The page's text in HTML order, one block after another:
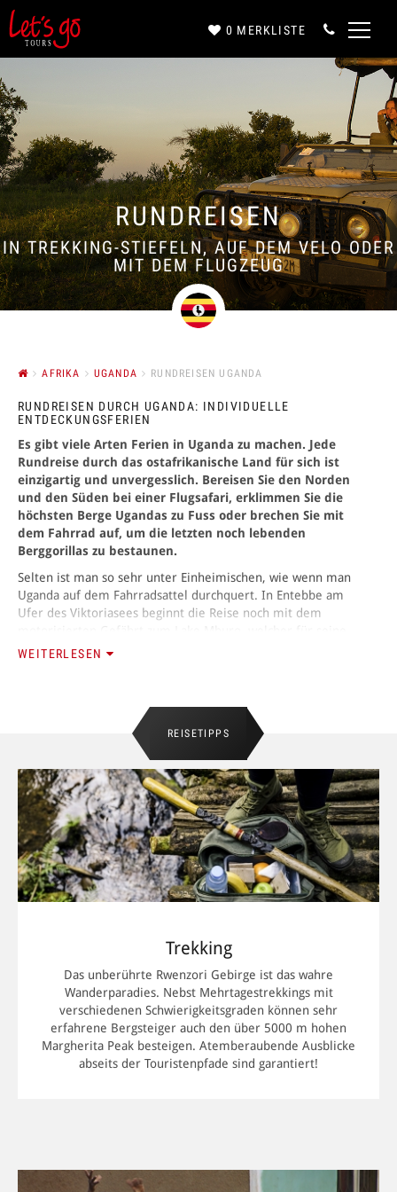
0 MERKLISTE
IN TREKKING-STIEFELN, AUF DEM VELO ODER
MIT DEM FLUGZEUG
RUNDREISEN
AFRIKA UGANDA RUNDREISEN UGANDA
RUNDREISEN DURCH UGANDA: INDIVIDUELLE
ENTDECKUNGSFERIEN
Es gibt viele Arten Ferien in Uganda zu machen. Jede
Rundreise durch das ostafrikanische Land für sich ist
einzigartig und unvergesslich. Bereisen Sie den Norden
und den Süden bei einer Flugsafari, erklimmen Sie die
höchsten Berge Ugandas zu Fuss oder brechen Sie mit
dem Fahrrad auf, um die letzten noch lebenden
Berggorillas zu bestaunen.
Selten ist man so sehr unter Einheimischen, wie wenn man
Uganda auf dem Fahrradsattel durchquert. In Entebbe am
Ufer des Viktoriasees beginnt die Reise noch mit dem
grossen Herden Impalas, Zebras und Topis bekannt ist. Statt
Uganda by Bike: Mit dem Velo zu den Berggorillas
Die nächste Fahrrad-Etappe führt Sie von Kisoro am Lake
Bunyoni weiter Richtung Süden zum Bwindi Forest. Der
hügelige Wald an der Grenze zu Ruanda und dem Kongo ist
bekannt für die dort lebenden, vom Aussterben bedrohten
Berggorillas. Um die riesigen Silberrücken und Gorilla-
Familien hautnah zu erleben, steigen Sie vom Velo ab und
nehmen an einem sogenannten Gorilla-Trekkings teil, bei
denen Sie ein professioneller Guide bis in die nächste
Trekking-Reisen durch Uganda: Zum höchsten Gipfel
Der höchste Berg Afrikas ist der Kilimandscharo, das weiss
nahezu jeder. Doch wer hat schon einmal vom Margherita
Peak gehört? Klingt doch eigentlich viel schöner, oder nicht?
Der höchste Gipfel des Rwenzori-Gebirges wird häufig auch
Colobus Affen, Blue Monkeys und unzähligen Vogelarten.
WEITERLESEN
REISETIPPS
Trekking
Das unberührte Rwenzori Gebirge ist das wahre
Wanderparadies. Nebst Mehrtagestrekkings mit
verschiedenen Schwierigkeitsgraden können sehr
erfahrene Bergsteiger auch den über 5000 m hohen
Margherita Peak besteigen. Atemberaubende Ausblicke
abseits der Touristenpfade sind garantiert!
Anrede*
Vorname*
Nachname*